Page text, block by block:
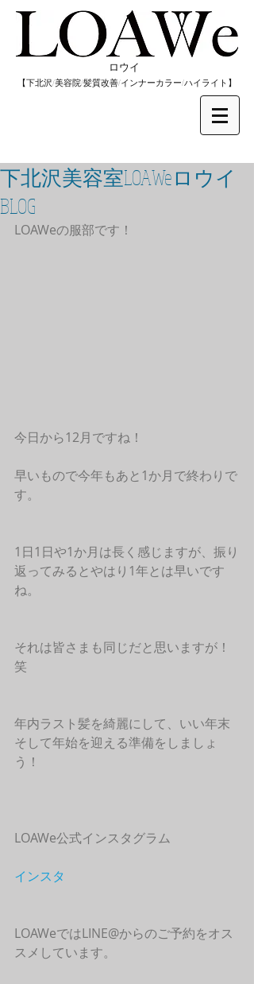
​ロウイ
​【下北沢/美容院/髪質改善/インナーカラー/​ハイライト】
下北沢美容室LOAWeロウイ
BLOG
LOAWeの服部です！
今日から12月ですね！
早いもので今年もあと1か月で終わりで
す。
1日1日や1か月は長く感じますが、振り
返ってみるとやはり1年とは早いです
ね。
それは皆さまも同じだと思いますが！
笑
年内ラスト髪を綺麗にして、いい年末
そして年始を迎える準備をしましょ
う！
LOAWe公式インスタグラム
インスタ
LOAWeではLINE@からのご予約をオス
スメしています。